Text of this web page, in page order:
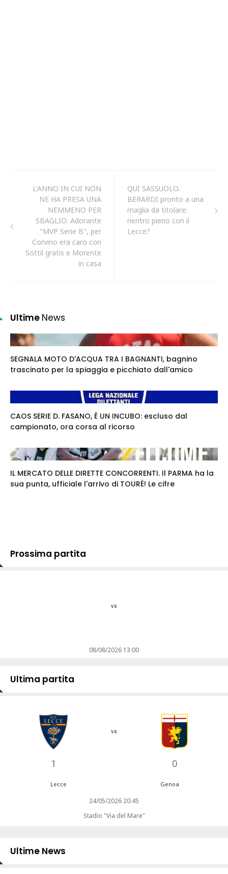
L'ANNO IN CUI NON
NE HA PRESA UNA
NEMMENO PER
SBAGLIO: Adorante
"MVP Serie B", per
Corvino era caro con
Sottil gratis e Morente
in casa
QUI SASSUOLO.
BERARDI pronto a una
maglia da titolare:
rientro pieno con il
Lecce?
Ultime News
SEGNALA MOTO D'ACQUA TRA I BAGNANTI, bagnino
trascinato per la spiaggia e picchiato dall'amico
CAOS SERIE D. FASANO, È UN INCUBO: escluso dal
campionato, ora corsa al ricorso
IL MERCATO DELLE DIRETTE CONCORRENTI. Il PARMA ha la
sua punta, ufficiale l'arrivo di TOURÉ! Le cifre
Prossima partita
vs
08/08/2026 13:00
Ultima partita
1
vs
0
Lecce Genoa
24/05/2026 20:45
Stadio "Via del Mare"
Ultime News